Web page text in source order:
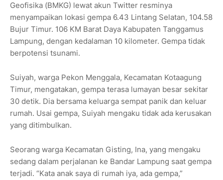
Geofisika (BMKG) lewat akun Twitter resminya
menyampaikan lokasi gempa 6.43 Lintang Selatan, 104.58
Bujur Timur. 106 KM Barat Daya Kabupaten Tanggamus
Lampung, dengan kedalaman 10 kilometer. Gempa tidak
berpotensi tsunami.
Suiyah, warga Pekon Menggala, Kecamatan Kotaagung
Timur, mengatakan, gempa terasa lumayan besar sekitar
30 detik. Dia bersama keluarga sempat panik dan keluar
rumah. Usai gempa, Suiyah mengaku tidak ada kerusakan
yang ditimbulkan.
Seorang warga Kecamatan Gisting, Ina, yang mengaku
sedang dalam perjalanan ke Bandar Lampung saat gempa
terjadi. “Kata anak saya di rumah iya, ada gempa,”